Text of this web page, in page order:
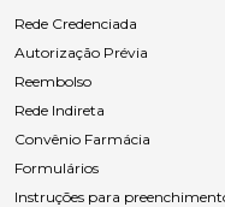
Rede Credenciada
Autorização Prévia
Reembolso
Rede Indireta
Convênio Farmácia
Formulários
Instruções para